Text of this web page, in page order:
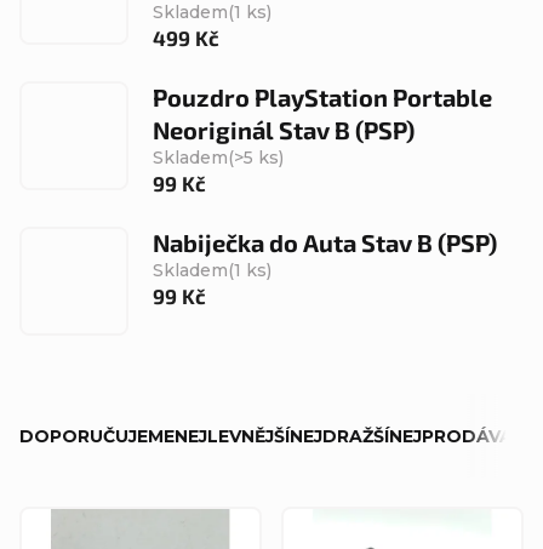
Skladem(1 ks)
499 Kč
Pouzdro PlayStation Portable
Neoriginál Stav B (PSP)
Skladem(>5 ks)
99 Kč
Nabiječka do Auta Stav B (PSP)
Skladem(1 ks)
99 Kč
DOPORUČUJEMENEJLEVNĚJŠÍNEJDRAŽŠÍ